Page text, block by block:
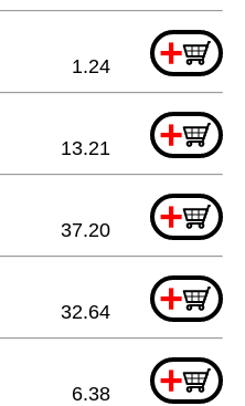
+
1.24
+
13.21
+
37.20
+
32.64
+
6.38